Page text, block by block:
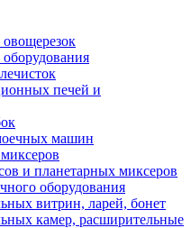
оборудования
печей и
машин
и планетарных миксеров
оборудования
витрин, ларей, бонет
камер, расширительные